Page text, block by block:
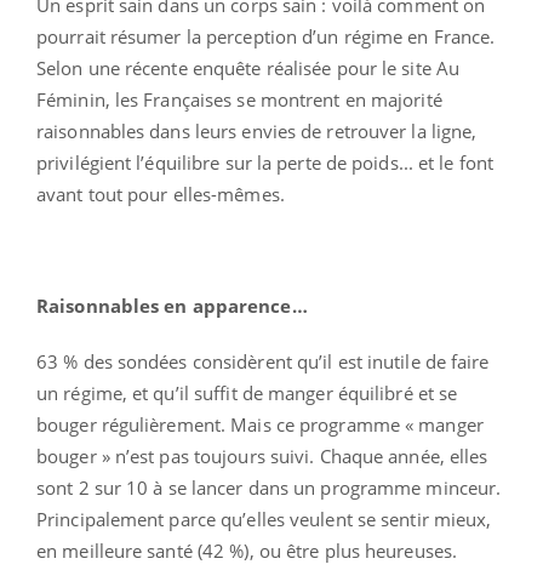
pourrait résumer la perception d’un régime en France.
Selon une récente enquête réalisée pour le site Au
Féminin, les Françaises se montrent en majorité
raisonnables dans leurs envies de retrouver la ligne,
privilégient l’équilibre sur la perte de poids... et le font
avant tout pour elles-mêmes.
Raisonnables en apparence…
63 % des sondées considèrent qu’il est inutile de faire
un régime, et qu’il suffit de manger équilibré et se
bouger régulièrement. Mais ce programme « manger
bouger » n’est pas toujours suivi. Chaque année, elles
sont 2 sur 10 à se lancer dans un programme minceur.
Principalement parce qu’elles veulent se sentir mieux,
en meilleure santé (42 %), ou être plus heureuses.